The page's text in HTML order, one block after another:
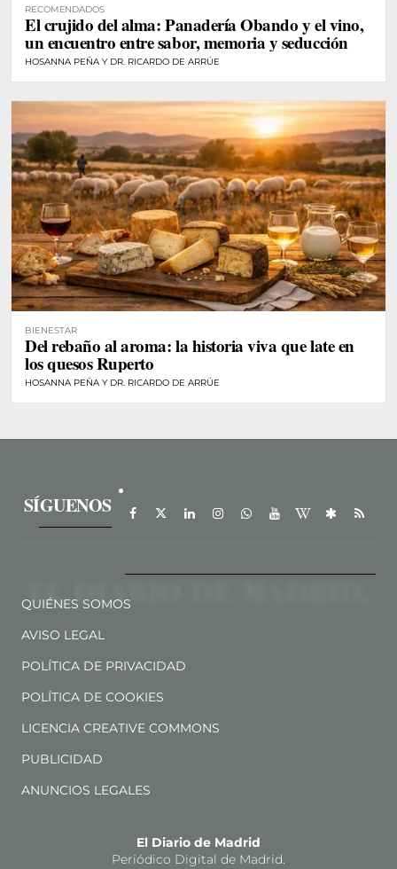
RECOMENDADOS
El crujido del alma: Panadería Obando y el vino,
un encuentro entre sabor, memoria y seducción
HOSANNA PEÑA Y DR. RICARDO DE ARRÚE
BIENESTAR
Del rebaño al aroma: la historia viva que late en
los quesos Ruperto
HOSANNA PEÑA Y DR. RICARDO DE ARRÚE
SÍGUENOS
QUIÉNES SOMOS
AVISO LEGAL
POLÍTICA DE PRIVACIDAD
POLÍTICA DE COOKIES
LICENCIA CREATIVE COMMONS
PUBLICIDAD
ANUNCIOS LEGALES
El Diario de Madrid
Periódico Digital de Madrid.